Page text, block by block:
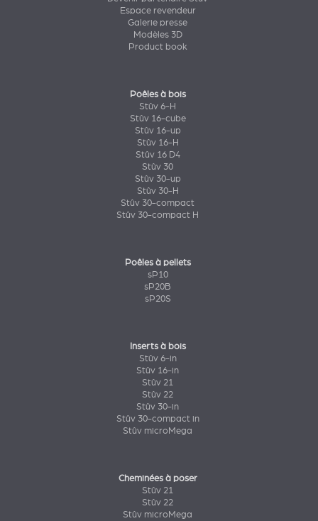
Espace revendeur
Galerie presse
Modèles 3D
Product book
Poêles à bois
Stûv 6-H
Stûv 16-cube
Stûv 16-up
Stûv 16-H
Stûv 16 D4
Stûv 30
Stûv 30-up
Stûv 30-H
Stûv 30-compact
Stûv 30-compact H
Poêles à pellets
sP10
sP20B
sP20S
Inserts à bois
Stûv 6-in
Stûv 16-in
Stûv 21
Stûv 22
Stûv 30-in
Stûv 30-compact in
Stûv microMega
Cheminées à poser
Stûv 21
Stûv 22
Stûv microMega